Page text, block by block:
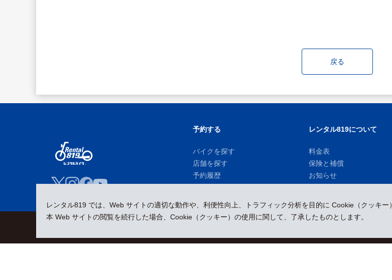
戻る
レンタル819 では、Web サイトの適切な動作や、利便性向上、トラフィック分析を目的に Cookie（クッキー
本 Web サイトの閲覧を続行した場合、Cookie（クッキー）の使用に関して、了承したものとします。
予約する
バイクを探す
店舗を探す
予約履歴
レンタル819について
料金表
保険と補償
お知らせ